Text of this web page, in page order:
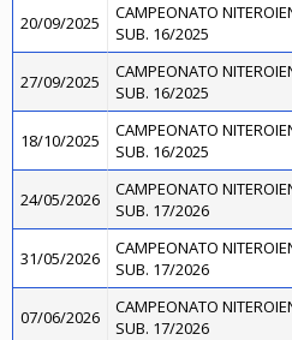
20/09/2025
CAMPEONATO
SUB. 16/2025
27/09/2025
CAMPEONATO
SUB. 16/2025
18/10/2025
CAMPEONATO
SUB. 16/2025
24/05/2026
CAMPEONATO
SUB. 17/2026
31/05/2026
CAMPEONATO
SUB. 17/2026
07/06/2026
CAMPEONATO
SUB. 17/2026